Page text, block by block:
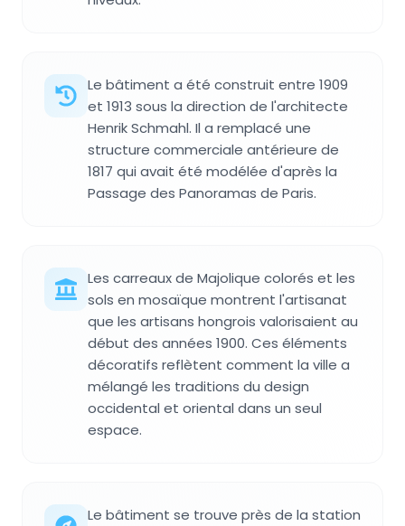
Le bâtiment a été construit entre 1909
et 1913 sous la direction de l'architecte
Henrik Schmahl. Il a remplacé une
structure commerciale antérieure de
1817 qui avait été modélée d'après la
Passage des Panoramas de Paris.
Les carreaux de Majolique colorés et les
sols en mosaïque montrent l'artisanat
que les artisans hongrois valorisaient au
début des années 1900. Ces éléments
décoratifs reflètent comment la ville a
mélangé les traditions du design
occidental et oriental dans un seul
espace.
Le bâtiment se trouve près de la station